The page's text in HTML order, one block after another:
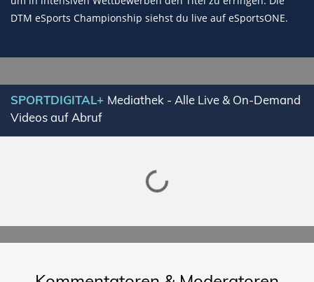
DTM eSports Championship siehst du live auf eSportsONE.
SPORTDIGITAL+ Mediathek - Alle Live & On-Demand
Videos auf Abruf
Lade SPORTDIGITAL+ Mediathek